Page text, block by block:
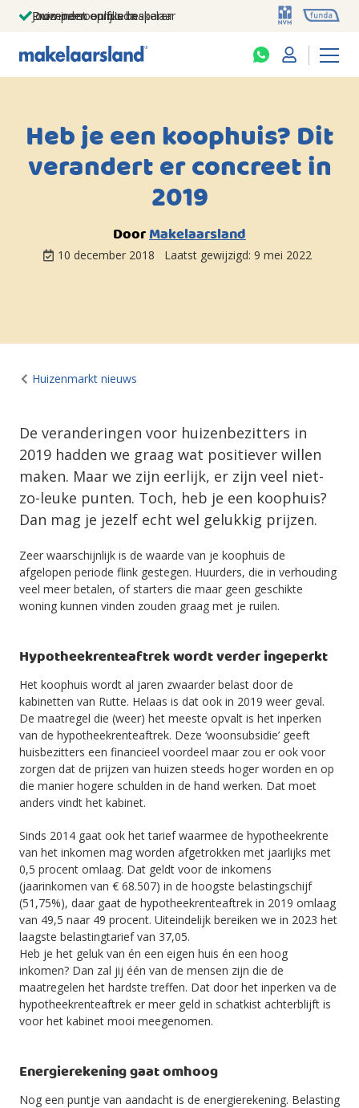
Jouw persoonlijke makelaar
Duizenden euro's besparen
Prominent op funda
Heb je een koophuis? Dit
verandert er concreet in
2019
DoorMakelaarsland
10 december 2018 Laatst gewijzigd: 9 mei 2022
Huizenmarkt nieuws
De veranderingen voor huizenbezitters in
2019 hadden we graag wat positiever willen
maken. Maar we zijn eerlijk, er zijn veel niet-
zo-leuke punten. Toch, heb je een koophuis?
Dan mag je jezelf echt wel gelukkig prijzen.
Zeer waarschijnlijk is de waarde van je koophuis de
afgelopen periode flink gestegen. Huurders, die in verhouding
veel meer betalen, of starters die maar geen geschikte
woning kunnen vinden zouden graag met je ruilen.
Hypotheekrenteaftrek wordt verder ingeperkt
Het koophuis wordt al jaren zwaarder belast door de
kabinetten van Rutte. Helaas is dat ook in 2019 weer geval.
De maatregel die (weer) het meeste opvalt is het inperken
van de hypotheekrenteaftrek. Deze ‘woonsubsidie’ geeft
huisbezitters een financieel voordeel maar zou er ook voor
zorgen dat de prijzen van huizen steeds hoger worden en op
die manier hogere schulden in de hand werken. Dat moet
anders vindt het kabinet.
Sinds 2014 gaat ook het tarief waarmee de hypotheekrente
van het inkomen mag worden afgetrokken met jaarlijks met
0,5 procent omlaag. Dat geldt voor de inkomens
(jaarinkomen van € 68.507) in de hoogste belastingschijf
(51,75%), daar gaat de hypotheekrenteaftrek in 2019 omlaag
van 49,5 naar 49 procent. Uiteindelijk bereiken we in 2023 het
laagste belastingtarief van 37,05.
Heb je het geluk van én een eigen huis én een hoog
inkomen? Dan zal jij één van de mensen zijn die de
maatregelen het hardste treffen. Dat door het inperken va de
hypotheekrenteaftrek er meer geld in schatkist achterblijft is
voor het kabinet mooi meegenomen.
Energierekening gaat omhoog
Nog een puntje van aandacht is de energierekening. Belasting